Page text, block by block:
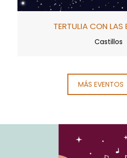
TERTULIA CON LAS
Castillos
MÁS EVENTOS